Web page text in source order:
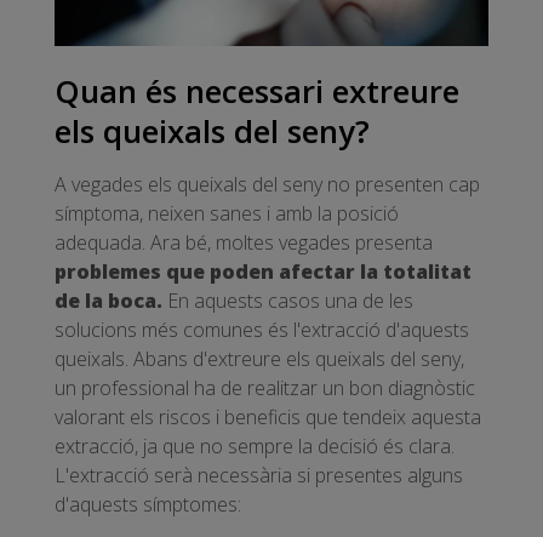
Quan és necessari extreure
els queixals del seny?
A vegades els queixals del seny no presenten cap
símptoma, neixen sanes i amb la posició
adequada. Ara bé, moltes vegades presenta
problemes que poden afectar la totalitat
de la boca. En aquests casos una de les
solucions més comunes és l'extracció d'aquests
queixals. Abans d'extreure els queixals del seny,
un professional ha de realitzar un bon diagnòstic
valorant els riscos i beneficis que tendeix aquesta
extracció, ja que no sempre la decisió és clara.
L'extracció serà necessària si presentes alguns
d'aquests símptomes: